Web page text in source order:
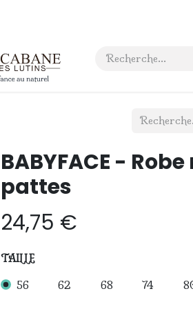
BABYFACE -
pattes
24,75 €
TAILLE
56 62 68 74